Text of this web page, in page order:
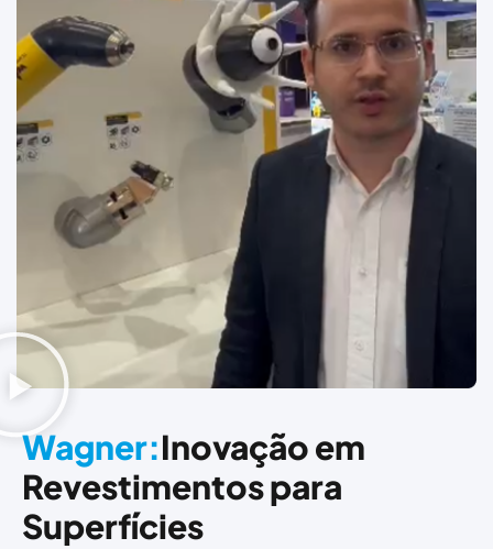
Wagner:Inovação em
Revestimentos para
Superfícies